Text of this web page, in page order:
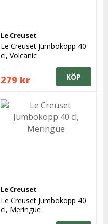
Le Creuset
Le Creuset Jumbokopp 40
cl, Volcanic
279 kr KÖP
Le Creuset
Le Creuset Jumbokopp 40
cl, Meringue